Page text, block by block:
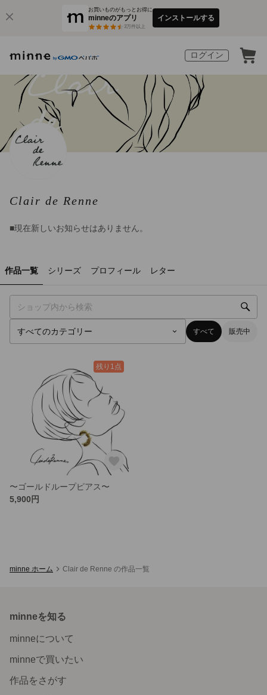
お買いものがもっとお得に
minneのアプリ
3万件以上
インストールする
ログイン
Clair de Renne
■現在新しいお知らせはありません。
作品一覧 シリーズ プロフィール レター
すべて 販売中
残り1点
〜ゴールドループピアス〜
5,900円
minne ホーム Clair de Renne の作品一覧
minneを知る
minneについて
minneで買いたい
作品をさがす